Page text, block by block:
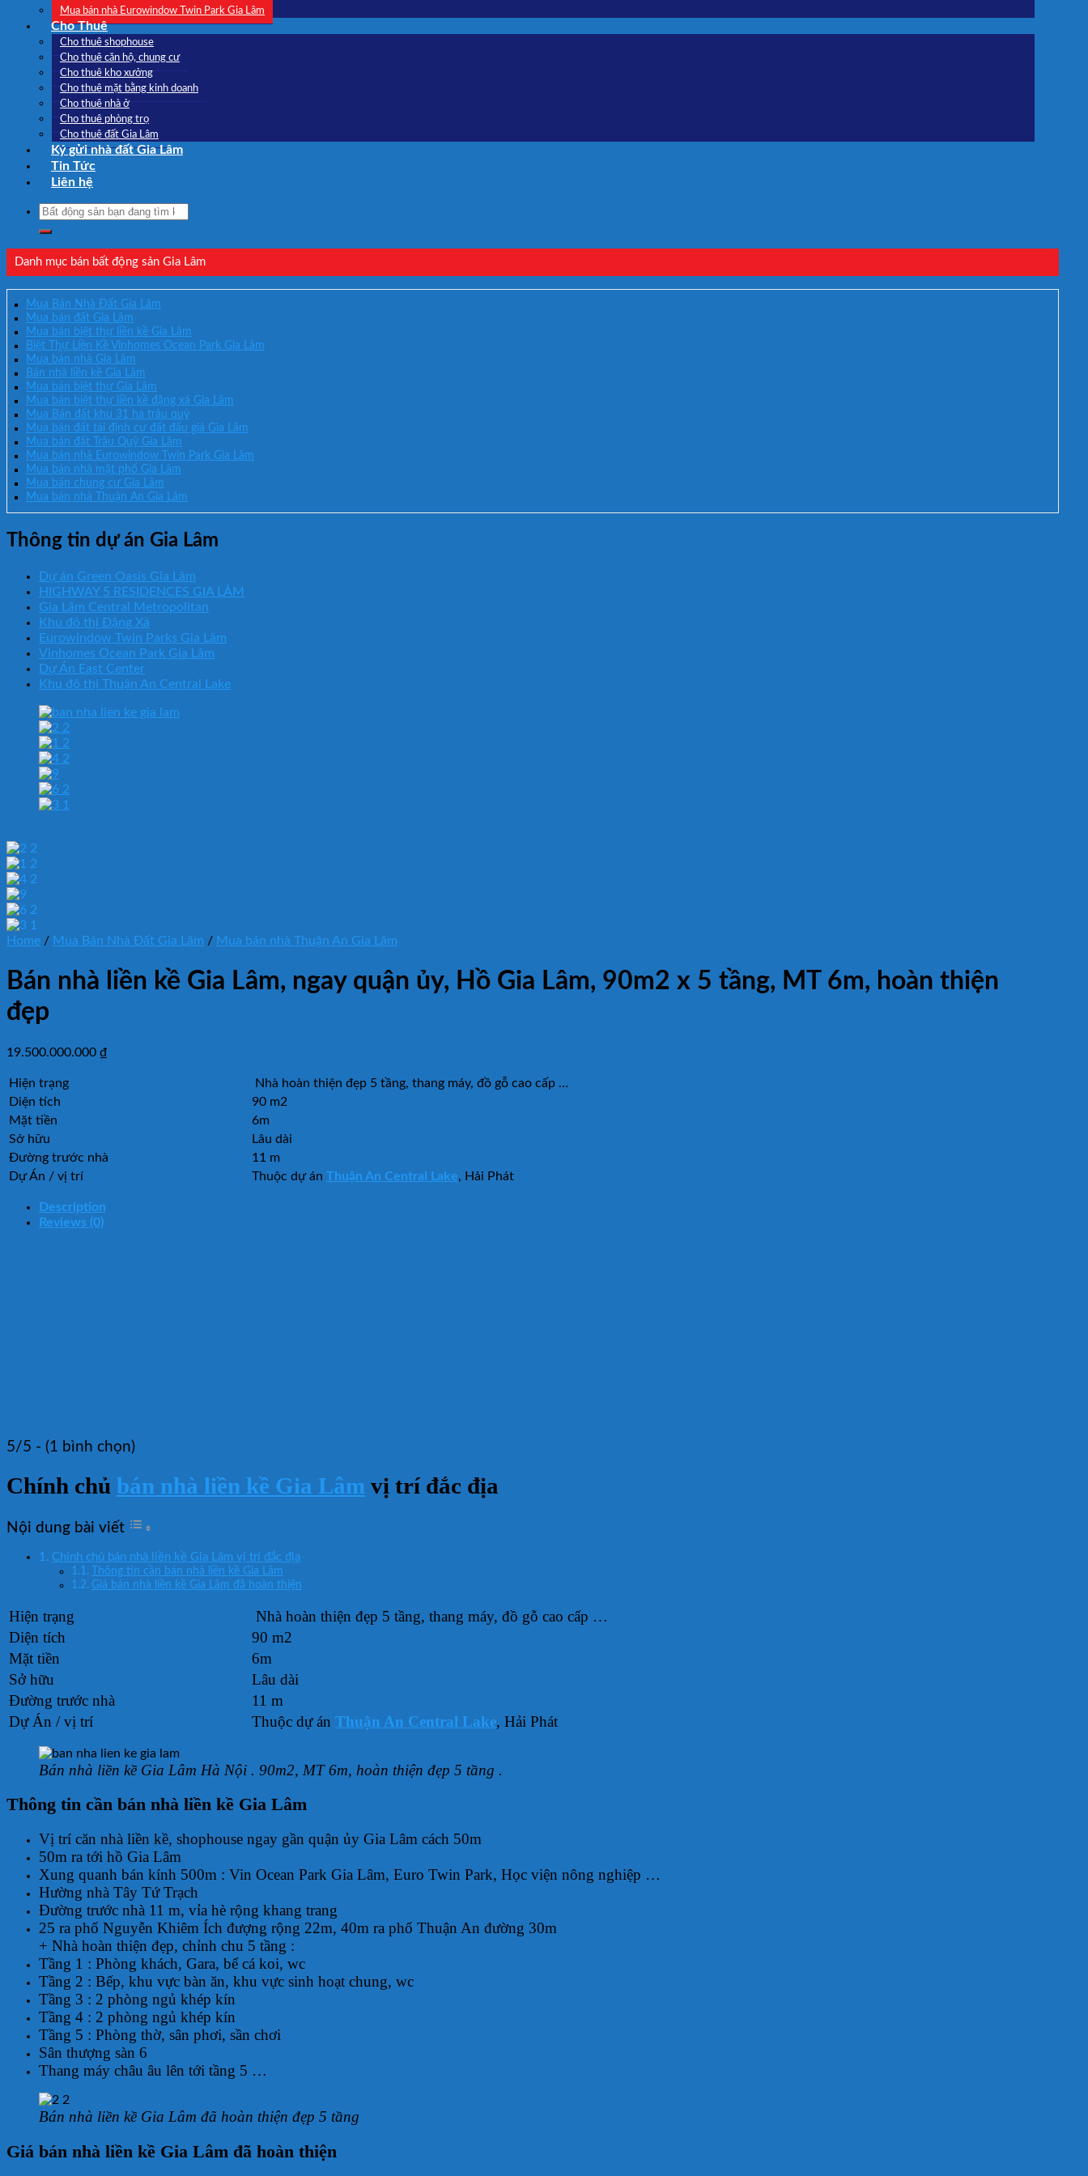
Mua bán nhà Eurowindow Twin Park Gia Lâm
Cho Thuê
Cho thuê shophouse
Cho thuê căn hộ, chung cư
Cho thuê kho xưởng
Cho thuê mặt bằng kinh doanh
Cho thuê nhà ở
Cho thuê phòng trọ
Cho thuê đất Gia Lâm
Ký gửi nhà đất Gia Lâm
Tin Tức
Liên hệ
Search
Danh mục bán bất động sản Gia Lâm
Mua Bán Nhà Đất Gia Lâm
Mua bán đất Gia Lâm
Mua bán biệt thự liền kề Gia Lâm
Biệt Thự Liền Kề Vinhomes Ocean Park Gia Lâm
Mua bán nhà Gia Lâm
Bán nhà liền kề Gia Lâm
Mua bán biệt thự Gia Lâm
Mua bán biệt thự liền kề đặng xá Gia Lâm
Mua Bán đất khu 31 ha trâu quỳ
Mua bán đất tái định cư đất đấu giá Gia Lâm
Mua bán đất Trâu Quỳ Gia Lâm
Mua bán nhà Eurowindow Twin Park Gia Lâm
Mua bán nhà mặt phố Gia Lâm
Mua bán chung cư Gia Lâm
Mua bán nhà Thuận An Gia Lâm
Thông tin dự án Gia Lâm
Dự án Green Oasis Gia Lâm
HIGHWAY 5 RESIDENCES GIA LÂM
Gia Lâm Central Metropolitan
Khu đô thị Đặng Xá
Eurowindow Twin Parks Gia Lâm
Vinhomes Ocean Park Gia Lâm
Dự Án East Center
Khu đô thị Thuận An Central Lake
Home / Mua Bán Nhà Đất Gia Lâm / Mua bán nhà Thuận An Gia Lâm
Bán nhà liền kề Gia Lâm, ngay quận ủy, Hồ Gia Lâm, 90m2 x 5 tầng, MT 6m, hoàn thiện
đẹp
19.500.000.000 ₫
Hiện trạng
Nhà hoàn thiện đẹp 5 tầng, thang máy, đồ gỗ cao cấp …
Diện tích
90 m2
Mặt tiền
6m
Sở hữu
Lâu dài
Đường trước nhà
11 m
Dự Án / vị trí
Thuộc dự án Thuận An Central Lake, Hải Phát
Description
Reviews (0)
5/5 - (1 bình chọn)
Chính chủ bán nhà liền kề Gia Lâm vị trí đắc địa
Nội dung bài viết
Chính chủ bán nhà liền kề Gia Lâm vị trí đắc địa
Thông tin cần bán nhà liền kề Gia Lâm
Giá bán nhà liền kề Gia Lâm đã hoàn thiện
Hiện trạng
Nhà hoàn thiện đẹp 5 tầng, thang máy, đồ gỗ cao cấp …
Diện tích
90 m2
Mặt tiền
6m
Sở hữu
Lâu dài
Đường trước nhà
11 m
Dự Án / vị trí
Thuộc dự án Thuận An Central Lake, Hải Phát
Bán nhà liền kề Gia Lâm Hà Nội . 90m2, MT 6m, hoàn thiện đẹp 5 tầng .
Thông tin cần bán nhà liền kề Gia Lâm
Vị trí căn nhà liền kề, shophouse ngay gần quận ủy Gia Lâm cách 50m
50m ra tới hồ Gia Lâm
Xung quanh bán kính 500m : Vin Ocean Park Gia Lâm, Euro Twin Park, Học viện nông nghiệp …
Hường nhà Tây Tứ Trạch
Đường trước nhà 11 m, vỉa hè rộng khang trang
25 ra phố Nguyễn Khiêm Ích đượng rộng 22m, 40m ra phố Thuận An đường 30m
+ Nhà hoàn thiện đẹp, chỉnh chu 5 tầng :
Tầng 1 : Phòng khách, Gara, bể cá koi, wc
Tầng 2 : Bếp, khu vực bàn ăn, khu vực sinh hoạt chung, wc
Tầng 3 : 2 phòng ngủ khép kín
Tầng 4 : 2 phòng ngủ khép kín
Tầng 5 : Phòng thờ, sân phơi, sần chơi
Sân thượng sàn 6
Thang máy châu âu lên tới tầng 5 …
Bán nhà liền kề Gia Lâm đã hoàn thiện đẹp 5 tầng
Giá bán nhà liền kề Gia Lâm đã hoàn thiện